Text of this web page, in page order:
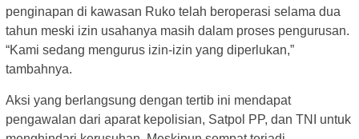
penginapan di kawasan Ruko telah beroperasi selama dua
tahun meski izin usahanya masih dalam proses pengurusan.
“Kami sedang mengurus izin-izin yang diperlukan,”
tambahnya.
Aksi yang berlangsung dengan tertib ini mendapat
pengawalan dari aparat kepolisian, Satpol PP, dan TNI untuk